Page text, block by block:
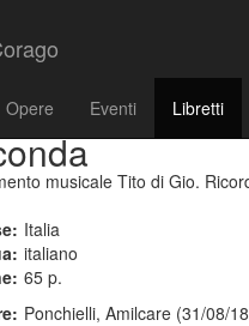
Opere Eventi Libretti
musicale Tito di Gio.
Italia
italiano
65 p.
Ponchielli, Amilcare (31/08/